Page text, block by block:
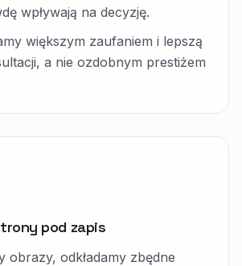
wpływają na decyzję.
większym zaufaniem i lepszą
a nie ozdobnym prestiżem
pod zapis
obrazy, odkładamy zbędne